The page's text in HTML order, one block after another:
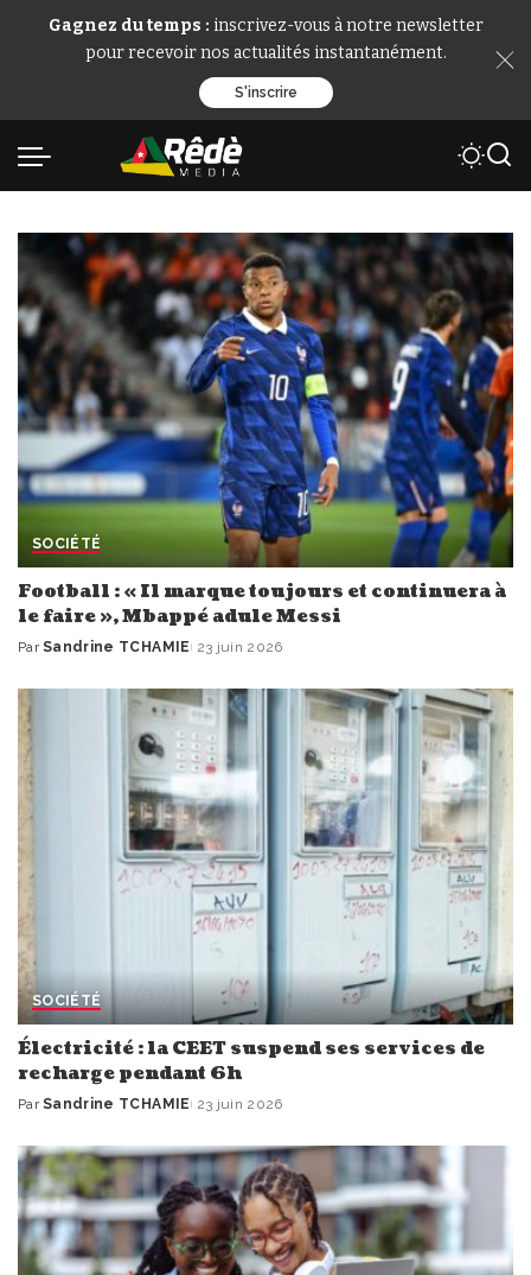
Gagnez du temps : inscrivez-vous à notre newsletter
pour recevoir nos actualités instantanément.
S'inscrire
SOCIÉTÉ
Football : « Il marque toujours et continuera à
le faire », Mbappé adule Messi
Publié
Par Sandrine TCHAMIE 23 juin 2026
SOCIÉTÉ
Électricité : la CEET suspend ses services de
recharge pendant 6h
Publié
Par Sandrine TCHAMIE 23 juin 2026